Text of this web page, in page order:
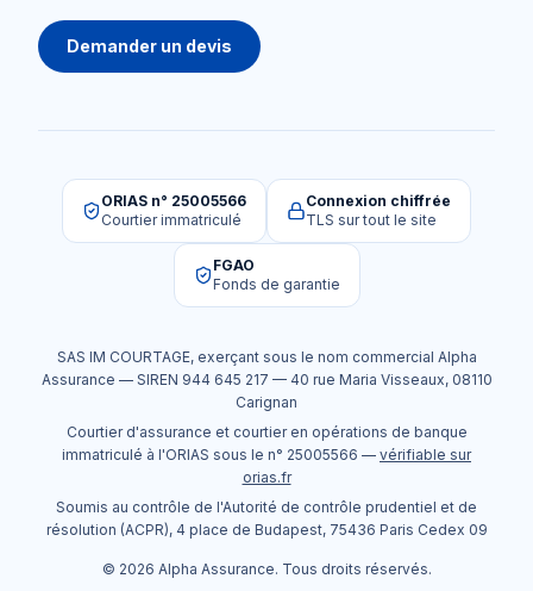
Demander un devis
ORIAS n° 25005566
Courtier immatriculé
Connexion chiffrée
TLS sur tout le site
FGAO
Fonds de garantie
SAS IM COURTAGE, exerçant sous le nom commercial Alpha
Assurance — SIREN 944 645 217 — 40 rue Maria Visseaux, 08110
Carignan
Courtier d'assurance et courtier en opérations de banque
immatriculé à l'ORIAS sous le n° 25005566 — vérifiable sur
orias.fr
Soumis au contrôle de l'Autorité de contrôle prudentiel et de
résolution (ACPR), 4 place de Budapest, 75436 Paris Cedex 09
© 2026 Alpha Assurance. Tous droits réservés.